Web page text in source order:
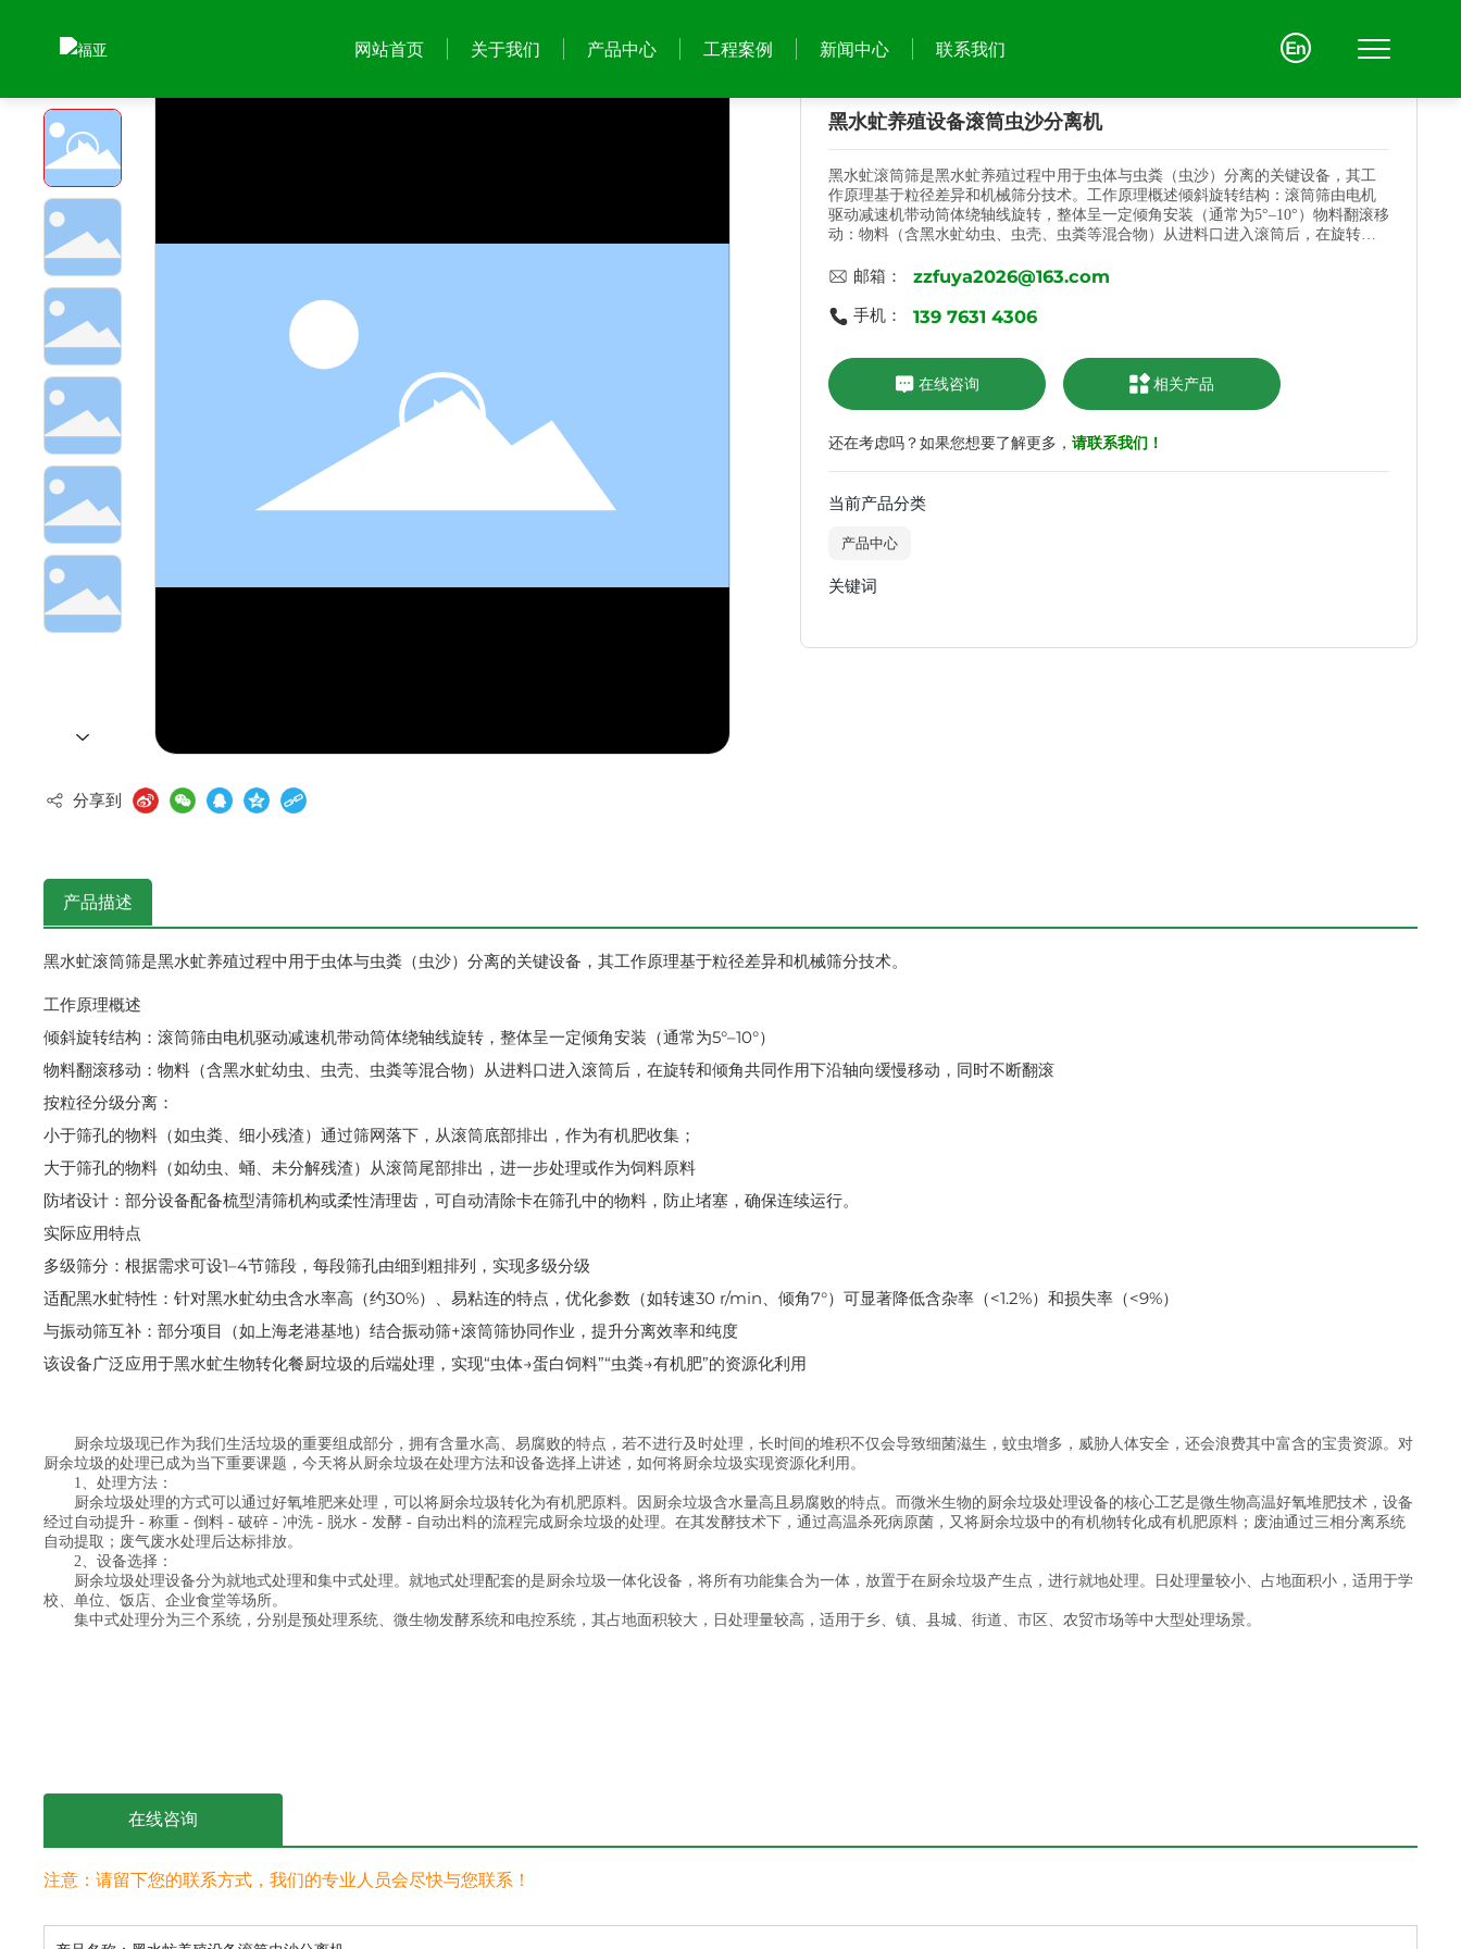
网站首页 关于我们 产品中心 工程案例 新闻中心 联系我们
关于我们
公司简介
企业文化
资质荣誉
黑水虻养殖设备
蝇蛆养殖设备
鲜虫深加工设备
秸秆饲料加工设备
新闻中心
公司新闻
行业新闻
联系我们
河南省荥阳市310国道任庄
分享到
黑水虻养殖设备滚筒虫沙分离机
黑水虻滚筒筛是黑水虻养殖过程中用于‌虫体与虫粪（虫沙）分离‌的关键设备，其工
作原理基于‌粒径差异‌和‌机械筛分‌技术。工作原理概述‌倾斜旋转结构‌：滚筒筛由电机
驱动减速机带动筒体绕轴线旋转，整体呈一定倾角安装（通常为5°–10°）‌‌物料翻滚移
动‌：物料（含黑水虻幼虫、虫壳、虫粪等混合物）从进料口进入滚筒后，在旋转和
（如虫粪、细小残渣）通过筛网落下，从滚筒底部排出，作为有机肥收集；‌大于筛
料‌‌防堵设计‌：部分设备配备‌梳型清筛机构‌或柔性清理齿，可自动清除卡在筛孔中的
率高（约30%）、易粘连的特点，优化参数（如转速30 r/min、倾角7°）可显著降低
含杂率（<1.2%）和损失率（<9%）‌‌与振动筛互补‌：部分项目（如上海老港基地）结
合‌振动筛+滚筒筛‌协同作业，提升分离效率和纯度‌该设备广泛应用于黑水虻生物转化
餐厨垃圾的后端处理，实现“虫体→蛋白饲料”“虫粪→有机肥”的资源化利用‌
邮箱： zzfuya2026@163.com
手机： 139 7631 4306
在线咨询 相关产品
还在考虑吗？如果您想要了解更多， 请联系我们！
当前产品分类
产品中心
关键词
产品描述
黑水虻滚筒筛是黑水虻养殖过程中用于‌虫体与虫粪（虫沙）分离‌的关键设备，其工作原理基于‌粒径差异‌和‌机械筛分‌技术。
工作原理概述
‌倾斜旋转结构‌：滚筒筛由电机驱动减速机带动筒体绕轴线旋转，整体呈一定倾角安装（通常为5°–10°）‌
‌物料翻滚移动‌：物料（含黑水虻幼虫、虫壳、虫粪等混合物）从进料口进入滚筒后，在旋转和倾角共同作用下沿轴向缓慢移动，同时不断翻滚‌
‌按粒径分级分离‌：
‌小于筛孔的物料‌（如虫粪、细小残渣）通过筛网落下，从滚筒底部排出，作为有机肥收集；
‌大于筛孔的物料‌（如幼虫、蛹、未分解残渣）从滚筒尾部排出，进一步处理或作为饲料原料‌
‌防堵设计‌：部分设备配备‌梳型清筛机构‌或柔性清理齿，可自动清除卡在筛孔中的物料，防止堵塞，确保连续运行‌。
实际应用特点
‌多级筛分‌：根据需求可设1–4节筛段，每段筛孔由细到粗排列，实现多级分级‌
适配黑水虻特性‌：针对黑水虻幼虫含水率高（约30%）、易粘连的特点，优化参数（如转速30 r/min、倾角7°）可显著降低含杂率（<1.2%）和损失率（<9%）‌
‌与振动筛互补‌：部分项目（如上海老港基地）结合‌振动筛+滚筒筛‌协同作业，提升分离效率和纯度‌
该设备广泛应用于黑水虻生物转化餐厨垃圾的后端处理，实现“虫体→蛋白饲料”“虫粪→有机肥”的资源化利用‌
厨余垃圾现已作为我们生活垃圾的重要组成部分，拥有含量水高、易腐败的特点，若不进行及时处理，长时间的堆积不仅会导致细菌滋生，蚊虫增多，威胁人体安全，还会浪费其中富含的宝贵资源。对
厨余垃圾的处理已成为当下重要课题，今天将从厨余垃圾在处理方法和设备选择上讲述，如何将厨余垃圾实现资源化利用。
1、处理方法：
厨余垃圾处理的方式可以通过好氧堆肥来处理，可以将厨余垃圾转化为有机肥原料。因厨余垃圾含水量高且易腐败的特点。而微米生物的厨余垃圾处理设备的核心工艺是微生物高温好氧堆肥技术，设备
经过自动提升 - 称重 - 倒料 - 破碎 - 冲洗 - 脱水 - 发酵 - 自动出料的流程完成厨余垃圾的处理。在其发酵技术下，通过高温杀死病原菌，又将厨余垃圾中的有机物转化成有机肥原料；废油通过三相分离系统
自动提取；废气废水处理后达标排放。
2、设备选择：
厨余垃圾处理设备分为就地式处理和集中式处理。就地式处理配套的是厨余垃圾一体化设备，将所有功能集合为一体，放置于在厨余垃圾产生点，进行就地处理。日处理量较小、占地面积小，适用于学
校、单位、饭店、企业食堂等场所。
集中式处理分为三个系统，分别是预处理系统、微生物发酵系统和电控系统，其占地面积较大，日处理量较高，适用于乡、镇、县城、街道、市区、农贸市场等中大型处理场景。
在线咨询
注意：请留下您的联系方式，我们的专业人员会尽快与您联系！